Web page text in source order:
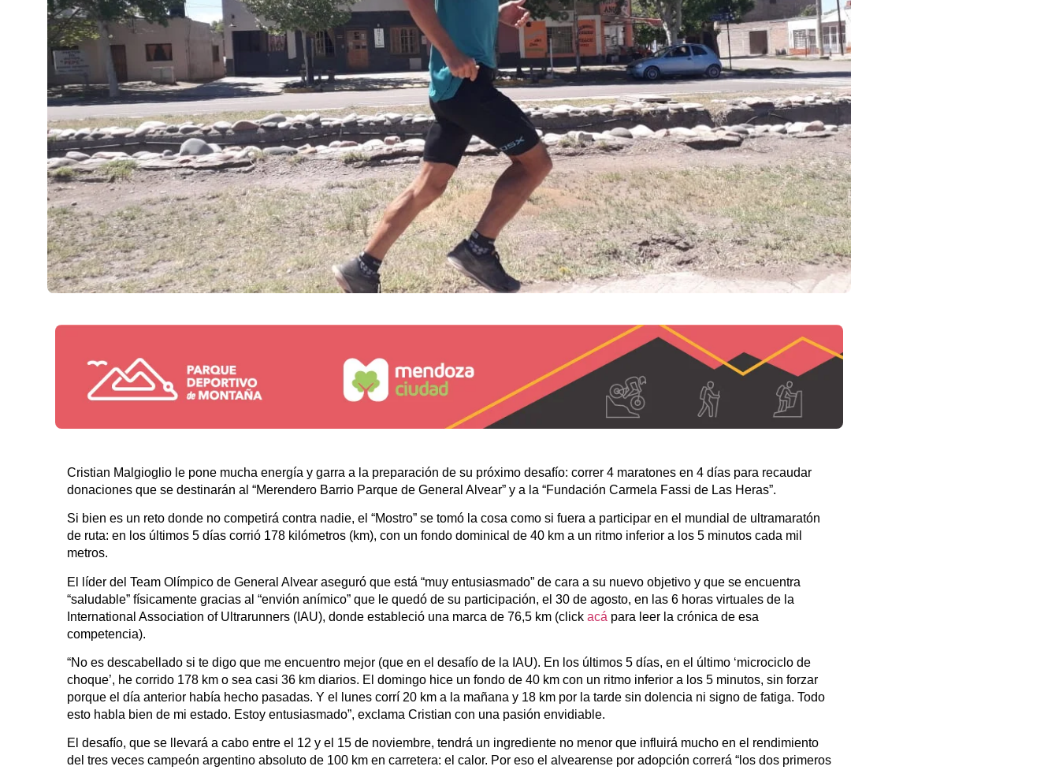
Cristian Malgioglio le pone mucha energía y garra a la preparación de su próximo desafío: correr 4 maratones en 4 días para recaudar
donaciones que se destinarán al “Merendero Barrio Parque de General Alvear” y a la “Fundación Carmela Fassi de Las Heras”.
Si bien es un reto donde no competirá contra nadie, el “Mostro” se tomó la cosa como si fuera a participar en el mundial de ultramaratón
de ruta: en los últimos 5 días corrió 178 kilómetros (km), con un fondo dominical de 40 km a un ritmo inferior a los 5 minutos cada mil
metros.
El líder del Team Olímpico de General Alvear aseguró que está “muy entusiasmado” de cara a su nuevo objetivo y que se encuentra
“saludable” físicamente gracias al “envión anímico” que le quedó de su participación, el 30 de agosto, en las 6 horas virtuales de la
International Association of Ultrarunners (IAU), donde estableció una marca de 76,5 km (click acá para leer la crónica de esa
competencia).
“No es descabellado si te digo que me encuentro mejor (que en el desafío de la IAU). En los últimos 5 días, en el último ‘microciclo de
choque’, he corrido 178 km o sea casi 36 km diarios. El domingo hice un fondo de 40 km con un ritmo inferior a los 5 minutos, sin forzar
porque el día anterior había hecho pasadas. Y el lunes corrí 20 km a la mañana y 18 km por la tarde sin dolencia ni signo de fatiga. Todo
esto habla bien de mi estado. Estoy entusiasmado”, exclama Cristian con una pasión envidiable.
El desafío, que se llevará a cabo entre el 12 y el 15 de noviembre, tendrá un ingrediente no menor que influirá mucho en el rendimiento
del tres veces campeón argentino absoluto de 100 km en carretera: el calor. Por eso el alvearense por adopción correrá “los dos primeros